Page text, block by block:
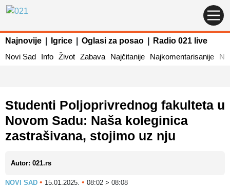
Najnovije Igrice Oglasi za posao
Radio 021 live
Novi Sad
Info Život Zabava Najčitanije Najkomentarisanije
Studenti Poljoprivrednog fakulteta u
Novom Sadu: Naša koleginica
zastrašivana, stojimo uz nju
Autor: 021.rs
NOVI SAD • 15.01.2025. • 08:02 > 08:08